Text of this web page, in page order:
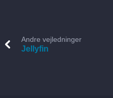
Andre vejledninger
Jellyfin